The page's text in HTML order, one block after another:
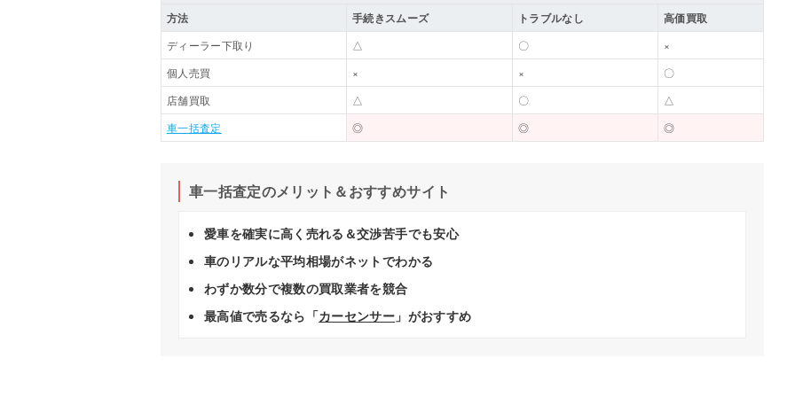
方法 手続きスムーズ トラブルなし 高価買取
ディーラー下取り △ 〇
×
個人売買
× ×
〇
店舗買取
△ 〇
△
車一括査定
◎ ◎ ◎
車一括査定のメリット＆おすすめサイト
愛車を確実に高く売れる＆交渉苦手でも安心
車のリアルな平均相場がネットでわかる
わずか数分で複数の買取業者を競合
最高値で売るなら「カーセンサー 」がおすすめ